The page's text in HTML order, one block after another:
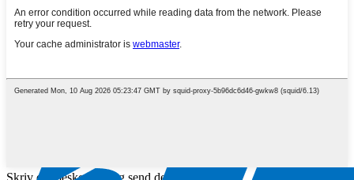
Skriv din besked her og send den til os